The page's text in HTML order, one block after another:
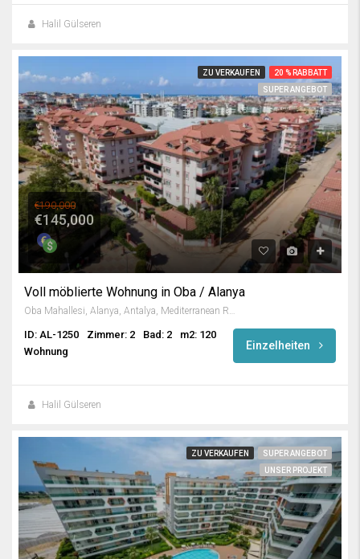
Halil Gülseren
ZU VERKAUFEN
20 % RABBATT
SUPER ANGEBOT
€190,000
€145,000
Voll möblierte Wohnung in Oba / Alanya
ID: AL-1250 Zimmer: 2 Bad: 2
m2: 120
Wohnung
Einzelheiten
Halil Gülseren
ZU VERKAUFEN
SUPER ANGEBOT
UNSER PROJEKT